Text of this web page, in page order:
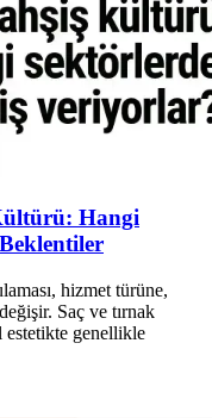
Hangi
hizmet türüne,
Saç ve tırnak
estetikte genellikle